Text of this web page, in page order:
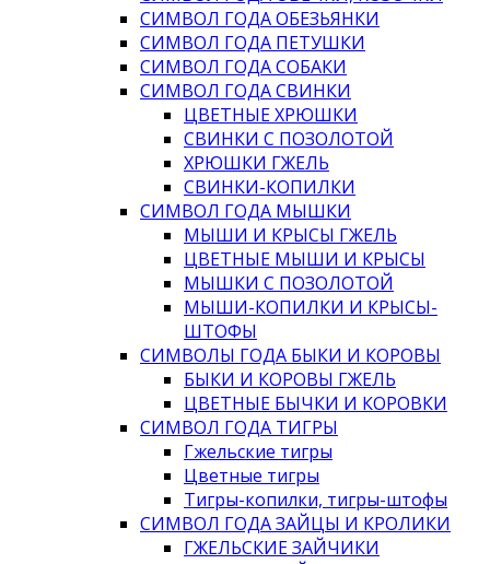
СИМВОЛ ГОДА ОБЕЗЬЯНКИ
СИМВОЛ ГОДА ПЕТУШКИ
СИМВОЛ ГОДА СОБАКИ
СИМВОЛ ГОДА СВИНКИ
ЦВЕТНЫЕ ХРЮШКИ
СВИНКИ С ПОЗОЛОТОЙ
ХРЮШКИ ГЖЕЛЬ
СВИНКИ-КОПИЛКИ
СИМВОЛ ГОДА МЫШКИ
МЫШИ И КРЫСЫ ГЖЕЛЬ
ЦВЕТНЫЕ МЫШИ И КРЫСЫ
МЫШКИ С ПОЗОЛОТОЙ
МЫШИ-КОПИЛКИ И КРЫСЫ-
ШТОФЫ
СИМВОЛЫ ГОДА БЫКИ И КОРОВЫ
БЫКИ И КОРОВЫ ГЖЕЛЬ
ЦВЕТНЫЕ БЫЧКИ И КОРОВКИ
СИМВОЛ ГОДА ТИГРЫ
Гжельские тигры
Цветные тигры
Тигры-копилки, тигры-штофы
СИМВОЛ ГОДА ЗАЙЦЫ И КРОЛИКИ
ГЖЕЛЬСКИЕ ЗАЙЧИКИ